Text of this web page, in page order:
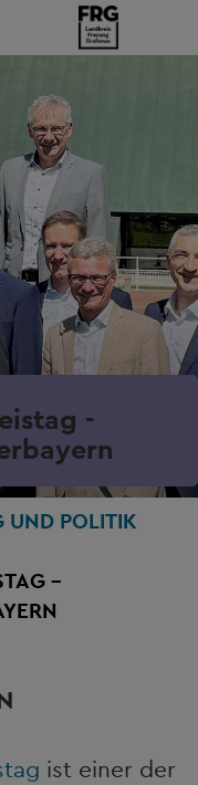
-
UND POLITIK
-
ist einer der